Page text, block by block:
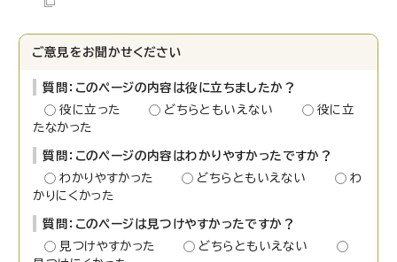
ご意見をお聞かせください
質問：このページの内容は役に立ちましたか？
役に立った
どちらともいえない
役に立
たなかった
質問：このページの内容はわかりやすかったですか？
わかりやすかった
どちらともいえない
わ
かりにくかった
質問：このページは見つけやすかったですか？
見つけやすかった
どちらともいえない